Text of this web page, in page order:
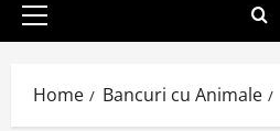
Primary
Home Bancuri cu Animale